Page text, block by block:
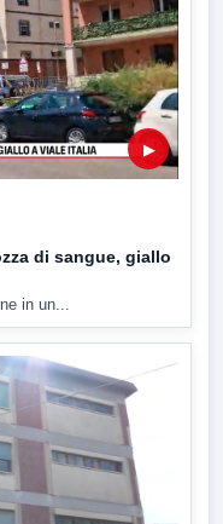
▶
di sangue, giallo
in un...